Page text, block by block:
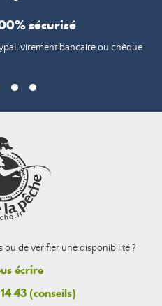
sécurisé
virement bancaire ou chèque
ou de vérifier une disponibilité ?
écrire
43 (conseils)